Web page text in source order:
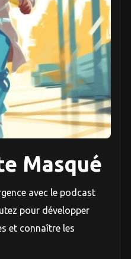
Masqué
avec le podcast
pour développer
et connaître les